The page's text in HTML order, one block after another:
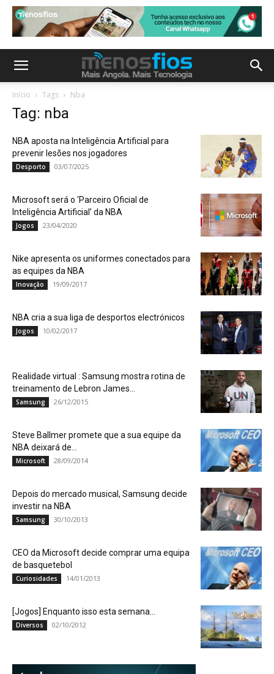
Início Tags Nba
Tag: nba
NBA aposta na Inteligência Artificial para
prevenir lesões nos jogadores
Desporto 03/07/2025
Microsoft será o ‘Parceiro Oficial de
Inteligência Artificial’ da NBA
Jogos 23/04/2020
Nike apresenta os uniformes conectados para
as equipes da NBA
Inovação 19/09/2017
NBA cria a sua liga de desportos electrónicos
Jogos 10/02/2017
Realidade virtual : Samsung mostra rotina de
treinamento de Lebron James...
Samsung 26/12/2015
Steve Ballmer promete que a sua equipe da
NBA deixará de...
Microsoft 28/09/2014
Depois do mercado musical, Samsung decide
investir na NBA
Samsung 30/10/2013
CEO da Microsoft decide comprar uma equipa
de basquetebol
Curiosidades 14/01/2013
[Jogos] Enquanto isso esta semana…
Diversos 02/10/2012